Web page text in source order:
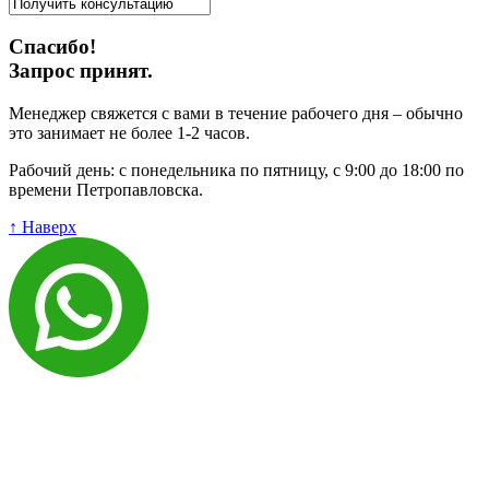
Спасибо!
Запрос принят.
Менеджер свяжется с вами в течение рабочего дня – обычно
это занимает не более 1-2 часов.
Рабочий день: с понедельника по пятницу, с 9:00 до 18:00 по
времени Петропавловска.
↑ Наверх